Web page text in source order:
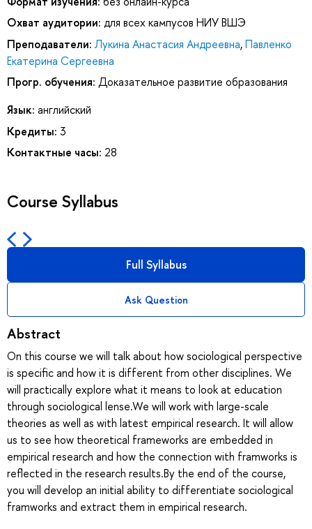
Охват аудитории: для всех кампусов НИУ ВШЭ
Преподаватели: Лукина Анастасия Андреевна,Павленко
Екатерина Сергеевна
Прогр. обучения: Доказательное развитие образования
Язык: английский
Кредиты: 3
Контактные часы: 28
Course Syllabus
Full Syllabus
Ask Question
Abstract
On this course we will talk about how sociological perspective
is specific and how it is different from other disciplines. We
will practically explore what it means to look at education
through sociological lense.We will work with large-scale
theories as well as with latest empirical research. It will allow
us to see how theoretical frameworks are embedded in
empirical research and how the connection with framworks is
reflected in the research results.By the end of the course,
you will develop an initial ability to differentiate sociological
framworks and extract them in empirical research.